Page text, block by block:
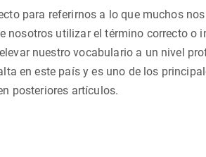
para referirnos a lo que muchos
nosotros utilizar el término correcto
nuestro vocabulario a un nivel
en este país y es uno de los
posteriores artículos.